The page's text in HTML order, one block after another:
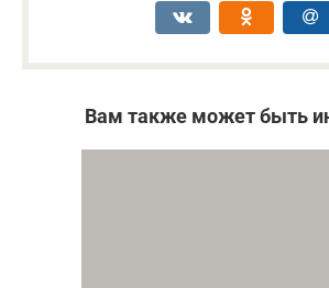
Вам также может быть